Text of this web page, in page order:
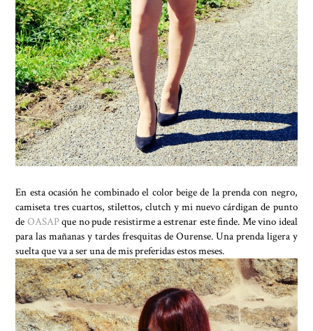
En esta ocasión he combinado el color beige de la prenda con negro,
camiseta tres cuartos, stilettos, clutch y mi nuevo cárdigan de punto
de OASAPque no pude resistirme a estrenar este finde. Me vino ideal
para las mañanas y tardes fresquitas de Ourense. Una prenda ligera y
suelta que va a ser una de mis preferidas estos meses.